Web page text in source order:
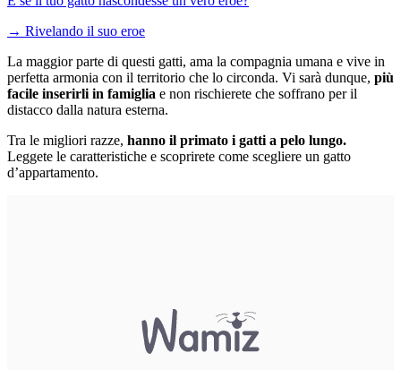
→ Rivelando il suo eroe
La maggior parte di questi gatti, ama la compagnia umana e vive in
perfetta armonia con il territorio che lo circonda. Vi sarà dunque, più
facile inserirli in famiglia e non rischierete che soffrano per il
distacco dalla natura esterna.
Tra le migliori razze, hanno il primato i gatti a pelo lungo.
Leggete le caratteristiche e scoprirete come scegliere un gatto
d’appartamento.